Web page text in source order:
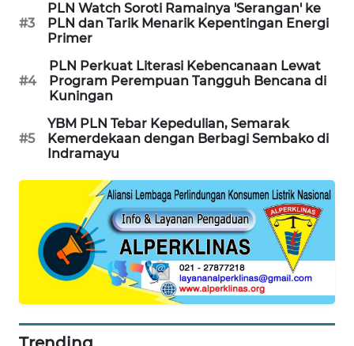
#3
PLN Watch Soroti Ramainya 'Serangan' ke
PLN dan Tarik Menarik Kepentingan Energi
Primer
#4
PLN Perkuat Literasi Kebencanaan Lewat
Program Perempuan Tangguh Bencana di
Kuningan
#5
YBM PLN Tebar Kepedulian, Semarak
Kemerdekaan dengan Berbagi Sembako di
Indramayu
BEKASI
BOGOR
DEPOK
WN
SAMOSIR
WN
PADANG
LAWAS